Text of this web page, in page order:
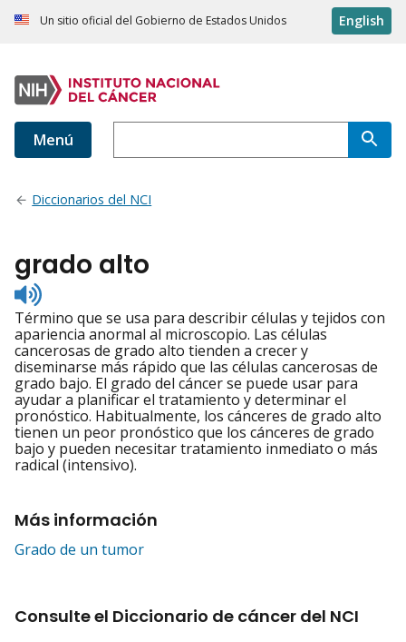
Un sitio oficial del Gobierno de Estados Unidos English
Menú
Diccionarios del NCI
grado alto
Listen
to
pronunciation
Término que se usa para describir células y tejidos con
apariencia anormal al microscopio. Las células
cancerosas de grado alto tienden a crecer y
diseminarse más rápido que las células cancerosas de
grado bajo. El grado del cáncer se puede usar para
ayudar a planificar el tratamiento y determinar el
pronóstico. Habitualmente, los cánceres de grado alto
tienen un peor pronóstico que los cánceres de grado
bajo y pueden necesitar tratamiento inmediato o más
radical (intensivo).
Más información
Grado de un tumor
Consulte el Diccionario de cáncer del NCI